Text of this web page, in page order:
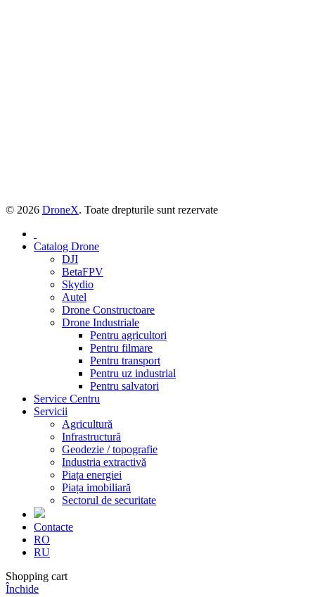
© 2026 DroneX. Toate drepturile sunt rezervate
Catalog Drone
DJI
BetaFPV
Skydio
Autel
Drone Constructoare
Drone Industriale
Pentru agricultori
Pentru filmare
Pentru transport
Pentru uz industrial
Pentru salvatori
Service Centru
Servicii
Agricultură
Infrastructură
Geodezie / topografie
Industria extractivă
Piața energiei
Piața imobiliară
Sectorul de securitate
Contacte
RO
RU
Shopping cart
Închide